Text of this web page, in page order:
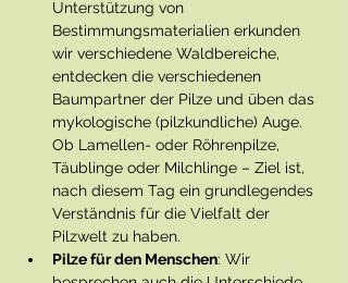
Unterstützung von
Bestimmungsmaterialien erkunden
wir verschiedene Waldbereiche,
entdecken die verschiedenen
Baumpartner der Pilze und üben das
mykologische (pilzkundliche) Auge.
Ob Lamellen- oder Röhrenpilze,
Täublinge oder Milchlinge – Ziel ist,
nach diesem Tag ein grundlegendes
Verständnis für die Vielfalt der
Pilzwelt zu haben.
Pilze für den Menschen: Wir